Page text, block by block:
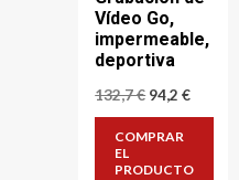
Vídeo Go,
impermeable,
deportiva
132,7€ El
original
132,7 €.
94,2€El
94,2 €.
COMPRAR
EL
PRODUCTO